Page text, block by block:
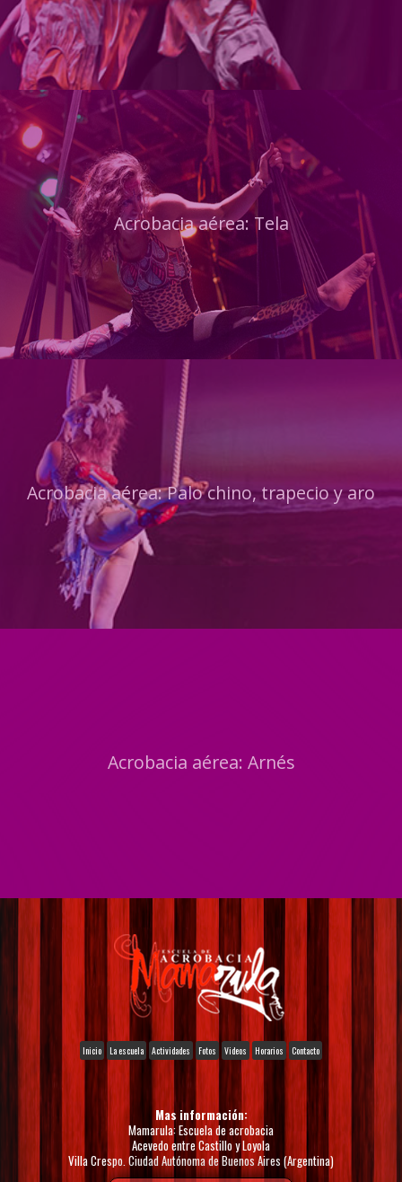
Acrobacia aérea: Tela
Acrobacia aérea: Palo chino, trapecio y aro
Acrobacia aérea: Arnés
Inicio La escuela Actividades Fotos Videos Horarios Contacto
Mas información:
Mamarula: Escuela de acrobacia
Acevedo entre Castillo y Loyola
Villa Crespo. Ciudad Autónoma de Buenos Aires (Argentina)